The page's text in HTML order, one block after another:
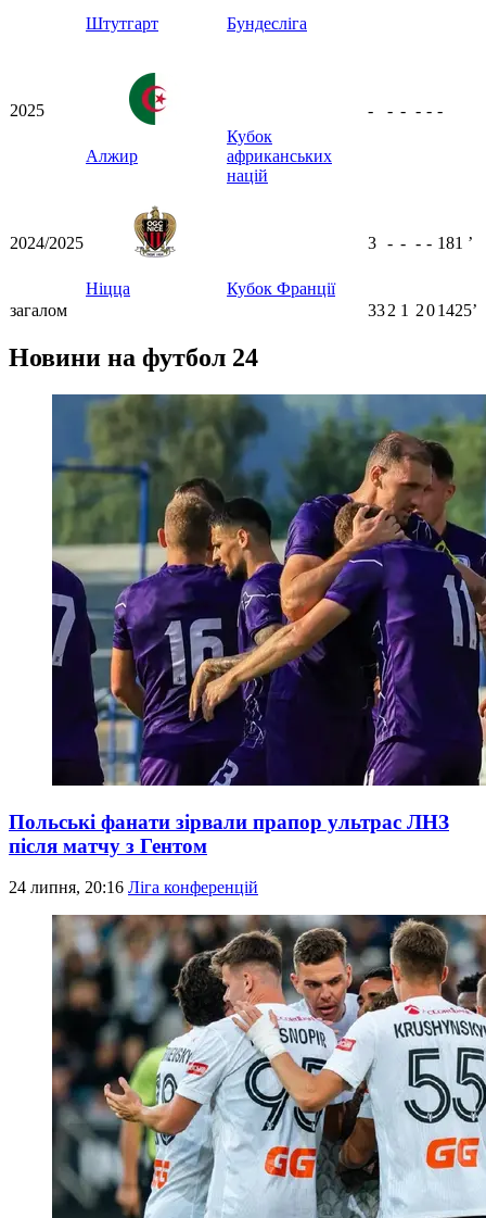
Штутгарт Бундесліга
2025
Алжир
Кубок
африканських
націй
- - - - - -
2024/2025
Ніцца Кубок Франції
3 - - - - 181 ʼ
загалом 332 1 201425ʼ
Новини на футбол 24
Польські фанати зірвали прапор ультрас ЛНЗ
після матчу з Гентом
24 липня, 20:16 Ліга конференцій